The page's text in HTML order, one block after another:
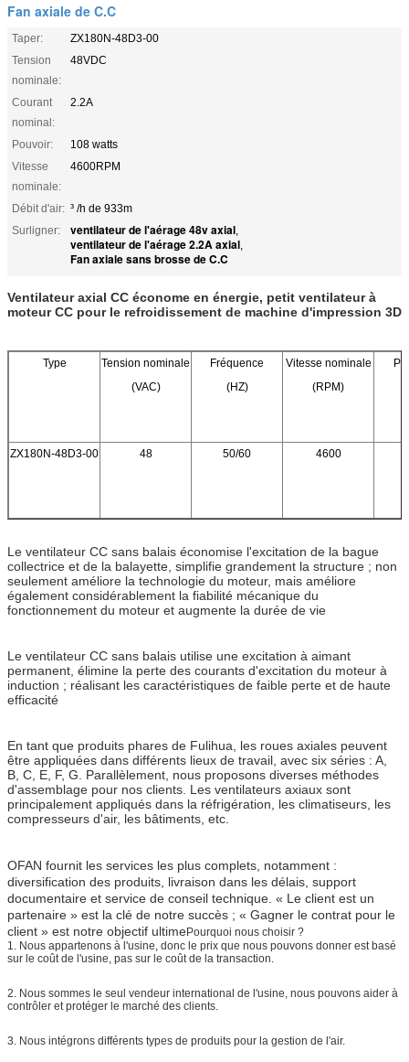
Fan axiale de C.C
Taper:
ZX180N-48D3-00
Tension
nominale:
48VDC
Courant
nominal:
2.2A
Pouvoir:
108 watts
Vitesse
nominale:
4600RPM
Débit d'air: ³ /h de 933m
Surligner:
ventilateur de l'aérage 48v axial,
ventilateur de l'aérage 2.2A axial,
Fan axiale sans brosse de C.C
Ventilateur axial CC économe en énergie, petit ventilateur à
moteur CC pour le refroidissement de machine d'impression 3D
Type
Tension nominale
(VAC)
Fréquence
(HZ)
Vitesse nominale
(RPM)
ZX180N-48D3-00 48 50/60 4600
Le ventilateur CC sans balais économise l'excitation de la bague
collectrice et de la balayette, simplifie grandement la structure ; non
seulement améliore la technologie du moteur, mais améliore
également considérablement la fiabilité mécanique du
fonctionnement du moteur et augmente la durée de vie
Le ventilateur CC sans balais utilise une excitation à aimant
permanent, élimine la perte des courants d'excitation du moteur à
induction ; réalisant les caractéristiques de faible perte et de haute
efficacité
En tant que produits phares de Fulihua, les roues axiales peuvent
être appliquées dans différents lieux de travail, avec six séries : A,
B, C, E, F, G. Parallèlement, nous proposons diverses méthodes
d'assemblage pour nos clients. Les ventilateurs axiaux sont
principalement appliqués dans la réfrigération, les climatiseurs, les
compresseurs d'air, les bâtiments, etc.
OFAN fournit les services les plus complets, notamment :
diversification des produits, livraison dans les délais, support
documentaire et service de conseil technique. « Le client est un
partenaire » est la clé de notre succès ; « Gagner le contrat pour le
client » est notre objectif ultimePourquoi nous choisir ?
1. Nous appartenons à l'usine, donc le prix que nous pouvons donner est basé
sur le coût de l'usine, pas sur le coût de la transaction.
2. Nous sommes le seul vendeur international de l'usine, nous pouvons aider à
contrôler et protéger le marché des clients.
3. Nous intégrons différents types de produits pour la gestion de l'air.